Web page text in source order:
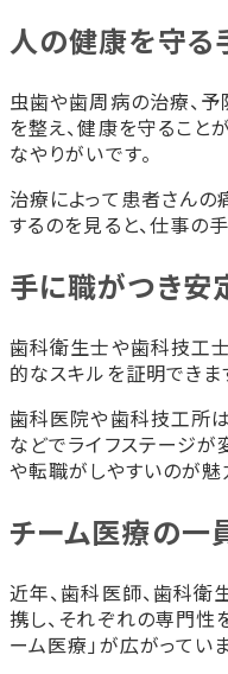
人の健康を守る
虫歯や歯周病の治療、
を整え、健康を守ること
なやりがいです。
治療によって患者さんの
するのを見ると、仕事の
手に職がつき安
歯科衛生士や歯科技工
的なスキルを証明できま
歯科医院や歯科技工所
などでライフステージが
や転職がしやすいのが魅
チーム医療の一
近年、歯科医師、歯科衛
携し、それぞれの専門性
ーム医療」が広がっていま